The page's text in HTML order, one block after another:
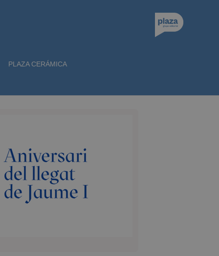
PLAZA CERÁMICA